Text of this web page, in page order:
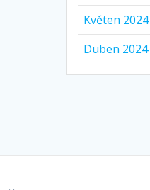
Květen 2024
Duben 2024